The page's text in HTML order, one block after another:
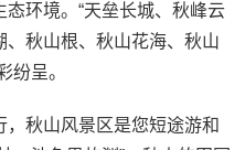
环境。“天垒长城、秋峰云
秋山根、秋山花海、秋山
纷呈。
秋山风景区是您短途游和